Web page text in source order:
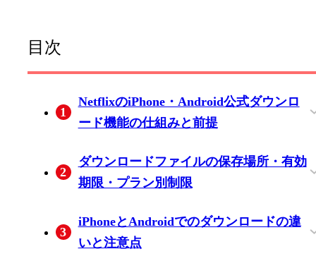
目次
1
NetflixのiPhone・Android公式ダウンロ
ード機能の仕組みと前提
（公式アプリ）
ド機能の使い方
の設定
2
ダウンロードファイルの保存場所・有効
期限・プラン別制限
ない理由
始後48時間
額・本数・デバイス数・画質）
ジ管理の方法
3
iPhoneとAndroidでのダウンロードの違
いと注意点